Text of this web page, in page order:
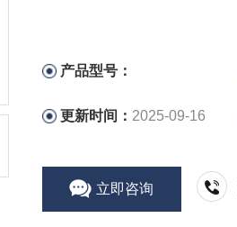
产品型号：
更新时间： 2025-09-16
立即咨询